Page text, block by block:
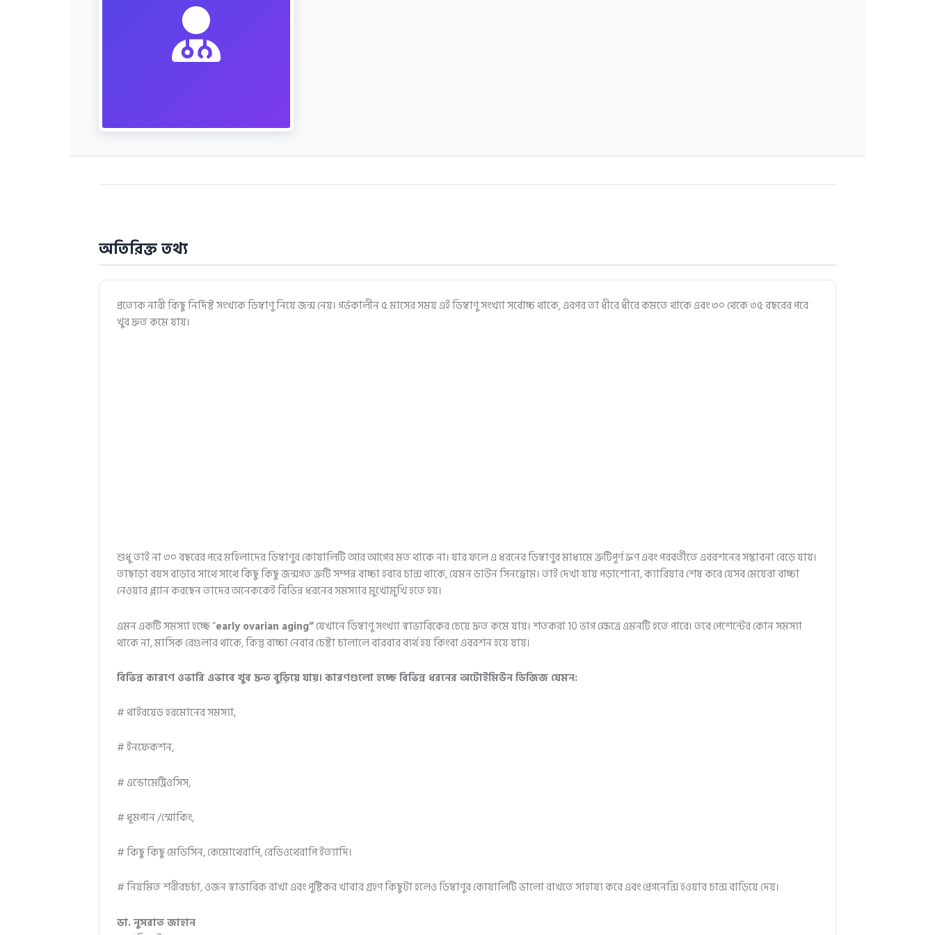
অতিরিক্ত তথ্য
প্রত্যেক নারী কিছু নির্দিষ্ট সংখ্যক ডিম্বাণু নিয়ে জন্ম নেয়। গর্ভকালীন ৫ মাসের সময় এই ডিম্বাণু সংখ্যা সর্বোচ্চ থাকে, এরপর তা ধীরে ধীরে কমতে থাকে এবং ৩০ থেকে ৩৫ বছরের পরে
খুব দ্রুত কমে যায়।
শুধু তাই না ৩০ বছরের পরে মহিলাদের ডিম্বাণুর কোয়ালিটি আর আগের মত থাকে না। যার ফলে এ ধরনের ডিম্বাণুর মাধ্যমে ত্রুটিপূর্ণ ভ্রূণ এবং পরবর্তীতে এবরশনের সম্ভাবনা বেড়ে যায়।
তাছাড়া বয়স বাড়ার সাথে সাথে কিছু কিছু জন্মগত ত্রুটি সম্পন্ন বাচ্চা হবার চান্স থাকে, যেমন ডাউন সিনড্রোম। তাই দেখা যায় পড়াশোনা, ক্যারিয়ার শেষ করে যেসব মেয়েরা বাচ্চা
নেওয়ার প্ল্যান করছেন তাদের অনেককেই বিভিন্ন ধরনের সমস্যার মুখোমুখি হতে হয়।
এমন একটি সমস্যা হচ্ছে “early ovarian aging”যেখানে ডিম্বাণু সংখ্যা স্বাভাবিকের চেয়ে দ্রুত কমে যায়। শতকরা 10 ভাগ ক্ষেত্রে এমনটি হতে পারে। তবে পেশেন্টের কোন সমস্যা
থাকে না, মাসিক রেগুলার থাকে, কিন্তু বাচ্চা নেবার চেষ্টা চালালে বারবার ব্যর্থ হয় কিংবা এবরশন হয়ে যায়।
বিভিন্ন কারণে ওভারি এভাবে খুব দ্রুত বুড়িয়ে যায়। কারণগুলো হচ্ছে বিভিন্ন ধরনের অটোইমিউন ডিজিজ যেমন:
# থাইরয়েড হরমোনের সমস্যা,
# ইনফেকশন,
# এন্ডোমেট্রিওসিস,
# ধূমপান /স্মোকিং,
# কিছু কিছু মেডিসিন, কেমোথেরাপি, রেডিওথেরাপি ইত্যাদি।
# নিয়মিত শরীরচর্চা, ওজন স্বাভাবিক রাখা এবং পুষ্টিকর খাবার গ্রহণ কিছুটা হলেও ডিম্বাণুর কোয়ালিটি ভালো রাখতে সাহায্য করে এবং প্রেগনেন্সি হওয়ার চান্স বাড়িয়ে দেয়।
ডা. নুসরাত জাহান